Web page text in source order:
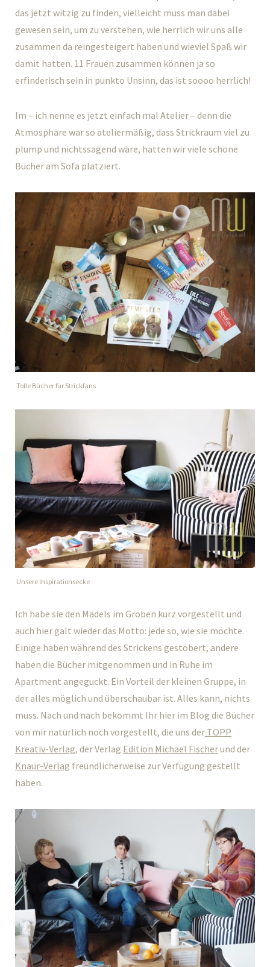
das jetzt witzig zu finden, vielleicht muss man dabei
gewesen sein, um zu verstehen, wie herrlich wir uns alle
zusammen da reingesteigert haben und wieviel Spaß wir
damit hatten. 11 Frauen zusammen können ja so
erfinderisch sein in punkto Unsinn, das ist soooo herrlich!
Im – ich nenne es jetzt einfach mal Atelier – denn die
Atmosphäre war so ateliermäßig, dass Strickraum viel zu
plump und nichtssagend wäre, hatten wir viele schöne
Bücher am Sofa platziert.
Tolle Bücher für Strickfans
Unsere Inspirationsecke
Ich habe sie den Mädels im Groben kurz vorgestellt und
auch hier galt wieder das Motto: jede so, wie sie möchte.
Einige haben während des Strickens gestöbert, andere
haben die Bücher mitgenommen und in Ruhe im
Apartment angeguckt. Ein Vorteil der kleinen Gruppe, in
der alles möglich und überschaubar ist. Alles kann, nichts
muss. Nach und nach bekommt Ihr hier im Blog die Bücher
von mir natürlich noch vorgestellt, die uns der TOPP
Kreativ-Verlag, der Verlag Edition Michael Fischerund der
Knaur-Verlag freundlicherweise zur Verfügung gestellt
haben.